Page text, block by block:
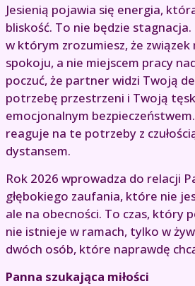
Jesienią pojawia się energia,
bliskość. To nie będzie
w którym zrozumiesz, że związek
spokoju, a nie miejscem pracy
poczuć, że partner widzi Twoją
potrzebę przestrzeni i Twoją
emocjonalnym
reaguje na te potrzeby z
dystansem.
Rok 2026 wprowadza do relacji
głębokiego zaufania, które nie
ale na obecności. To czas, który
nie istnieje w ramach, tylko w
dwóch osób, które naprawdę
Panna szukająca miłości